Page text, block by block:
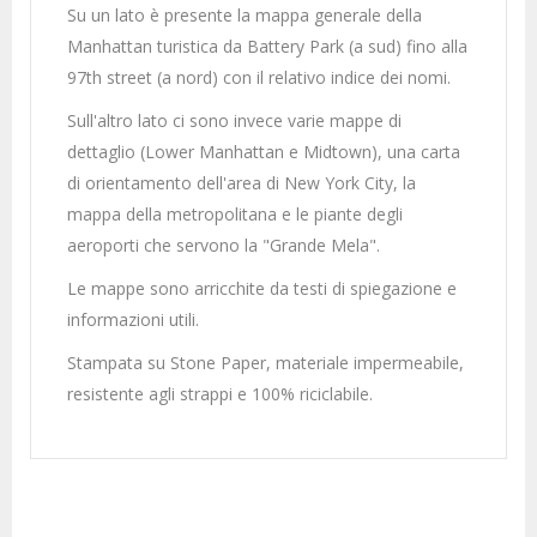
Su un lato è presente la mappa generale della
Manhattan turistica da Battery Park (a sud) fino alla
97th street (a nord) con il relativo indice dei nomi.
Sull'altro lato ci sono invece varie mappe di
dettaglio (Lower Manhattan e Midtown), una carta
di orientamento dell'area di New York City, la
mappa della metropolitana e le piante degli
aeroporti che servono la "Grande Mela".
Le mappe sono arricchite da testi di spiegazione e
informazioni utili.
Stampata su Stone Paper, materiale impermeabile,
resistente agli strappi e 100% riciclabile.